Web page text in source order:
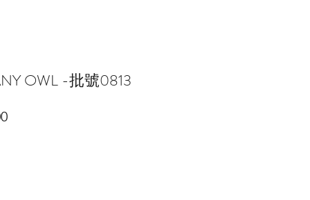
OWL -批號0813
促